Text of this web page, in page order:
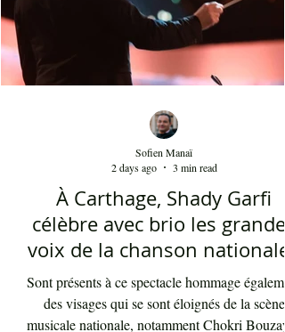
d'orch
À Carthage, Shady Garfi
célèbre avec brio les grandes
voix de la chanson nationale
Sofien Manaï
2 days ago
3 min read